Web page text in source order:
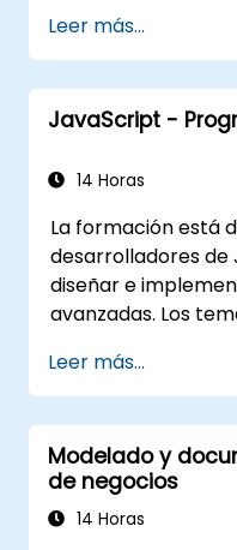
proyecto.
Estar
presentar y
certificación
Leer más...
JavaScript -
14 Horas
La formación está
desarrolladores de
diseñar e
avanzadas. Los
mejores prácticas
JavaScript y
comunes. Un
abordar la
disponible
Leer más...
Modelado y
de negocios
14 Horas